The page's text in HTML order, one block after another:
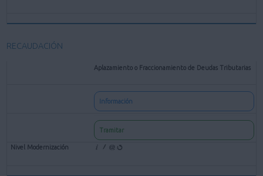
RECAUDACIÓN
Aplazamiento o Fraccionamiento de Deudas Tributarias
Información
Tramitar